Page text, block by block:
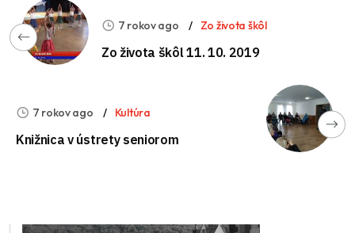
7 rokov ago Zo života škôl
Zo života škôl 11. 10. 2019
7 rokov ago Kultúra
Knižnica v ústrety seniorom